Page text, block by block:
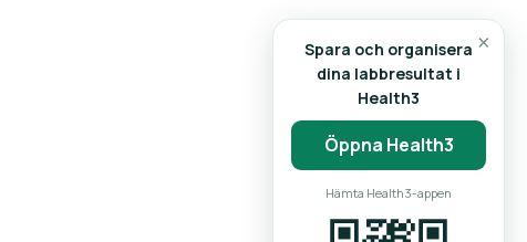
×
Spara och organisera
dina labbresultat i
Health3
Öppna Health3
Hämta Health3-appen